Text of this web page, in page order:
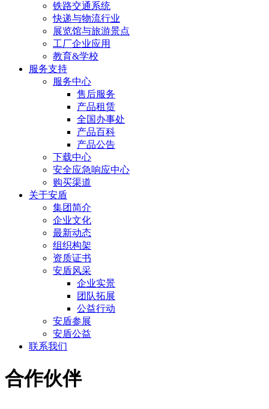
铁路交通系统
快递与物流行业
展览馆与旅游景点
工厂企业应用
教育&学校
服务支持
服务中心
售后服务
产品租赁
全国办事处
产品百科
产品公告
下载中心
安全应急响应中心
购买渠道
关于安盾
集团简介
企业文化
最新动态
组织构架
资质证书
安盾风采
企业实景
团队拓展
公益行动
安盾参展
安盾公益
联系我们
合作伙伴